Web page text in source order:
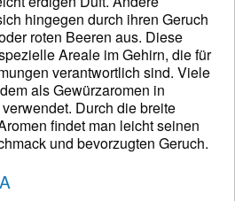
hingegen durch ihren Geruch
roten Beeren aus. Diese
Areale im Gehirn, die für
verantwortlich sind. Viele
als Gewürzaromen in
Durch die breite
findet man leicht seinen
und bevorzugten Geruch.